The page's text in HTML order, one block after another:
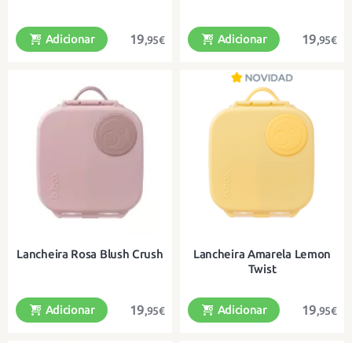
19,95€
Adicionar
Com dois compartimentos à prova
de fugas e um compartimento
grande com divisória
19,95€
Adicionar
Com dois compartimentos à prova
de fugas e um compartimento
grande com divisória
Lancheira Rosa Blush Crush
19,95€
Adicionar
Lancheira Amarela Lemon
Twist
19,95€
Adicionar